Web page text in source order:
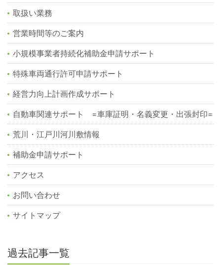
取扱い業務
営業時間等のご案内
小規模事業者持続化補助金申請サポート
特殊車両通行許可申請サポート
経営力向上計画作成サポート
自動車関連サポート =車庫証明・名義変更・出張封印=
荒川・江戸川河川敷情報
補助金申請サポート
アクセス
お問い合わせ
サイトマップ
過去記事一覧